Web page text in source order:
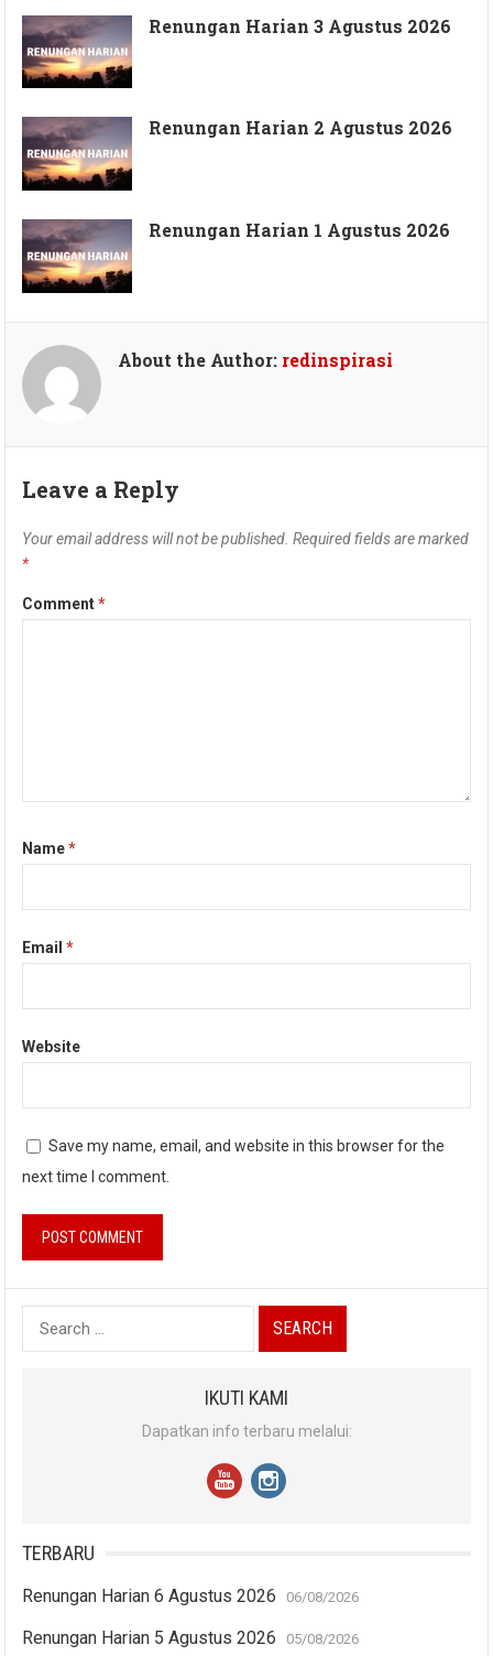
Renungan Harian 3 Agustus 2026
Renungan Harian 2 Agustus 2026
Renungan Harian 1 Agustus 2026
About the Author: redinspirasi
Leave a Reply
Your email address will not be published. Required fields are marked
*
Comment*
Name*
Email*
Website
Save my name, email, and website in this browser for the
next time I comment.
Search
for:
IKUTI KAMI
Dapatkan info terbaru melalui:
TERBARU
Renungan Harian 6 Agustus 2026 06/08/2026
Renungan Harian 5 Agustus 2026 05/08/2026